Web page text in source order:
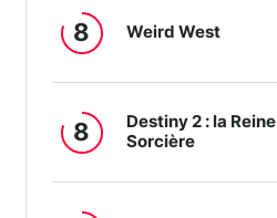
8 Weird West
8
Destiny 2 : la Reine
Sorcière